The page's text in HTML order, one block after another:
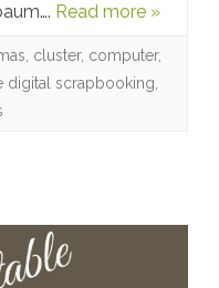
Kit,
Cluster
Read more »
, cluster, computer,
digital scrapbooking,